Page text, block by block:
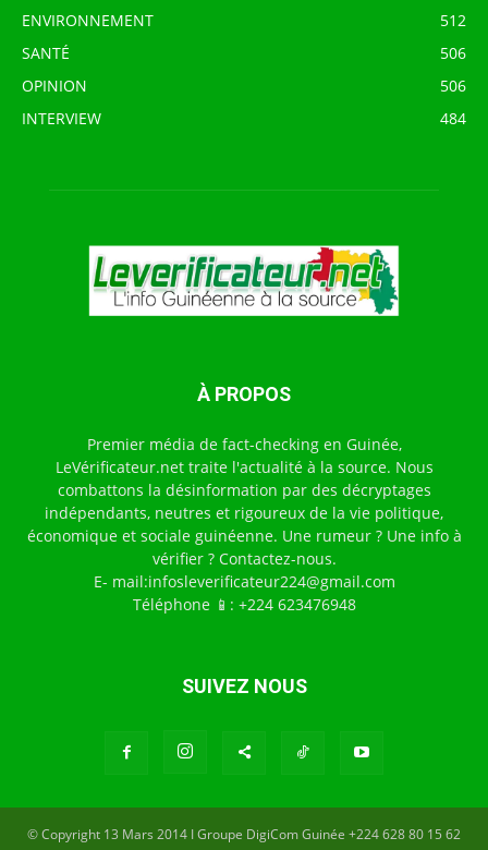
ENVIRONNEMENT
512
SANTÉ
506
OPINION
506
INTERVIEW
484
À PROPOS
Premier média de fact-checking en Guinée,
LeVérificateur.net traite l'actualité à la source. Nous
combattons la désinformation par des décryptages
indépendants, neutres et rigoureux de la vie politique,
économique et sociale guinéenne. Une rumeur ? Une info à
vérifier ? Contactez-nous.
E- mail:infosleverificateur224@gmail.com
Téléphone 📱: +224 623476948
SUIVEZ NOUS
© Copyright 13 Mars 2014 I Groupe DigiCom Guinée +224 628 80 15 62